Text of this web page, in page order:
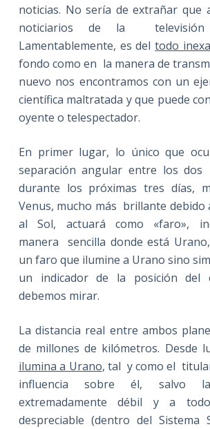
noticias. No sería de extrañar que
noticiarios de la televisión
Lamentablemente, es deltodo
fondo como en la manera de
nuevo nos encontramos con un
científica maltratada y que puede
oyente o telespectador.
En primer lugar, lo único que
separación angular entre los
durante los próximas tres días,
Venus, mucho más brillante debido
al Sol, actuará como «faro»,
manera sencilla donde está
un faro que ilumine a Urano sino
un indicador de la posición del
debemos mirar.
La distancia real entre ambos
de millones de kilómetros. Desde
ilumina a Urano, tal y como el
influencia sobre él, salvo la
extremadamente débil y a
despreciable (dentro del Sistema